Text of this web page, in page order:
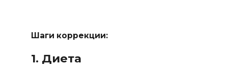
Шаги коррекции:
1. Диета